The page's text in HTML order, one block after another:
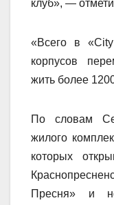
клуб», —
«Всего в
корпусов
жить более
По словам
жилого
которых
Пресня» и